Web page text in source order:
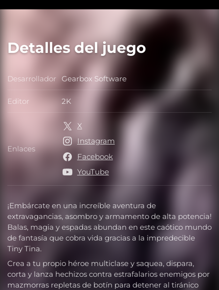
Detalles del juego
¡Embárcate en una increíble aventura de
extravagancias, asombro y armamento de alta potencia!
Balas, magia y espadas abundan en este caótico mundo
de fantasía que cobra vida gracias a la impredecible
Tiny Tina.
Crea a tu propio héroe multiclase y saquea, dispara,
corta y lanza hechizos contra estrafalarios enemigos por
mazmorras repletas de botín para detener al tiránico
Desarrollador Desarrollador
Gearbox Software
Editor Editor
2K
Enlaces Enlaces
X
Instagram
Facebook
YouTube